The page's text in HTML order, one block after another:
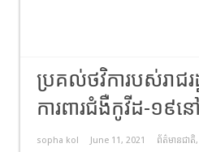
ប្រគល់​ថវិការបស់រា​ជ​រ
ការពារ​ជំងឺ​កូ​វីដ-១៩
sopha kol June 11, 2021 ព័ត៌មានជាតិ,